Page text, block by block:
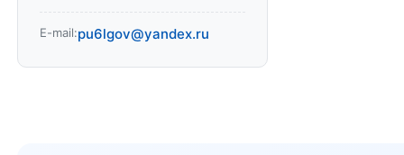
E-mail:pu6lgov@yandex.ru